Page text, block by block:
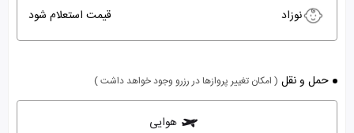
نوزاد قیمت استعلام شود
حمل و نقل ( امکان تغییر پروازها در رزرو وجود خواهد داشت )
هوایی